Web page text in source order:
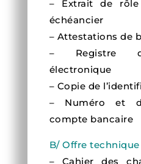
– Extrait de
échéancier
– Attestations de
– Registre
électronique
– Copie de
– Numéro et
compte bancaire
B/ Offre technique
– Cahier des